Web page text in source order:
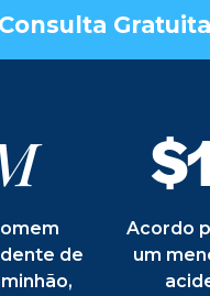
Consulta Gratuita
de
Acordo
um